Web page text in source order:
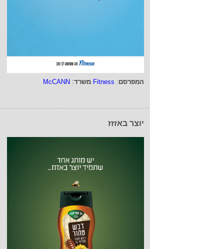
המפרסם:
Fitness משרד:
McCANN
יוצר באזזז